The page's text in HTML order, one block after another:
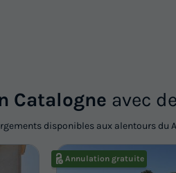
Catalogne avec
disponibles aux alentours du
Annulation gratuite